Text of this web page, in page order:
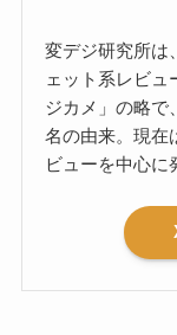
変デジ研究所は
ェット系レビ
ジカメ」の略で
名の由来。現在
ビューを中心に